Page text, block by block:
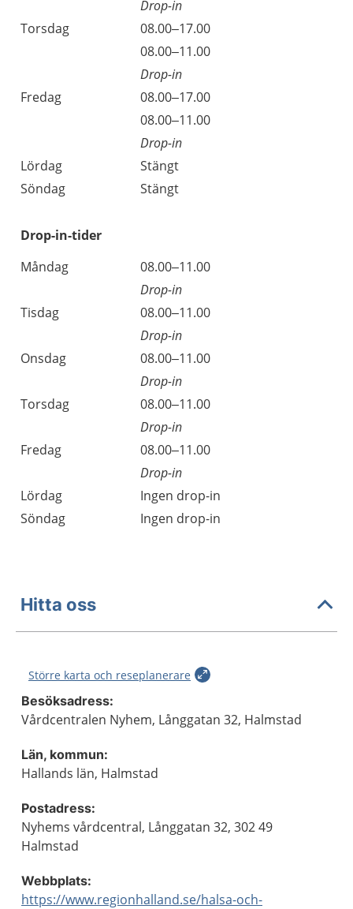
Drop-in
Torsdag
08.00–17.00
08.00–11.00
Drop-in
Fredag
08.00–17.00
08.00–11.00
Drop-in
Lördag
Stängt
Söndag
Stängt
Drop-in-tider
Måndag
08.00–11.00
Drop-in
Tisdag
08.00–11.00
Drop-in
Onsdag
08.00–11.00
Drop-in
Torsdag
08.00–11.00
Drop-in
Fredag
08.00–11.00
Drop-in
Lördag
Ingen drop-in
Söndag
Ingen drop-in
Hitta oss
Större karta och reseplanerare
Besöksadress:
Vårdcentralen Nyhem, Långgatan 32, Halmstad
Län, kommun:
Hallands län, Halmstad
Postadress:
Nyhems vårdcentral, Långgatan 32, 302 49
Halmstad
Webbplats:
https://www.regionhalland.se/halsa-och-